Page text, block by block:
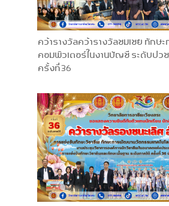
คว้ารางวัลคว้ารางวัลชมเชย ทักษะ
คอมพิวเตอร์ในงานบัญชี ระดับปว
ครั้งที่ 36